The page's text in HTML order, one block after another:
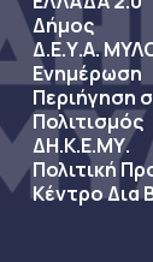
Δήμος
Δ.Ε.Υ.Α.
Ενημέρωση
Περιήγηση
Πολιτισμός
ΔΗ.Κ.Ε.ΜΥ.
Πολιτική
Κέντρο Δια